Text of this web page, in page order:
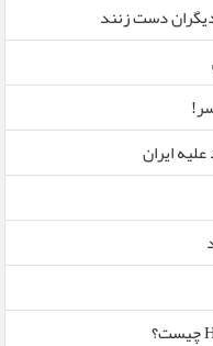
دست زنند
ایران